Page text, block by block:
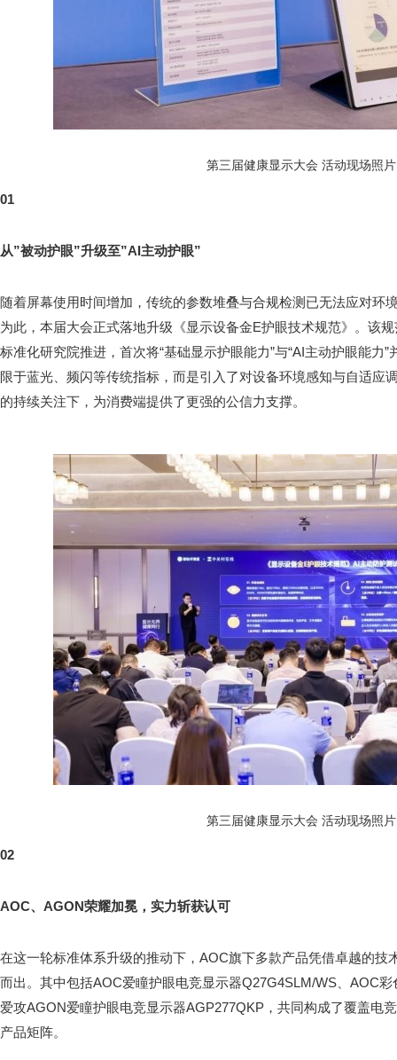
第三届健康显示大会 活动现场照片
01
从”被动护眼”升级至”AI主动护眼”
随着屏幕使用时间增加，传统的参数堆叠与合规检测已无法应对环
为此，本届大会正式落地升级《显示设备金E护眼技术规范》。该
标准化研究院推进，首次将“基础显示护眼能力”与“AI主动护眼能力
限于蓝光、频闪等传统指标，而是引入了对设备环境感知与自适应
的持续关注下，为消费端提供了更强的公信力支撑。
第三届健康显示大会 活动现场照片
02
AOC、 AGON荣耀加冕，实力斩获认可
在这一轮标准体系升级的推动下，AOC旗下多款产品凭借卓越的技
而出。其中包括AOC爱瞳护眼电竞显示器Q27G4SLM/WS、AOC
爱攻AGON爱瞳护眼电竞显示器AGP277QKP，共同构成了覆盖电
产品矩阵。